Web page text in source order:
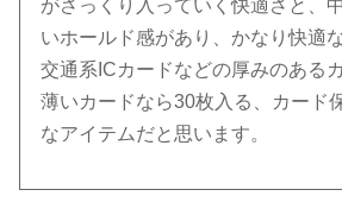
がさっくり入っていく快適さと、
いホールド感があり、かなり快適
交通系ICカードなどの厚みのある
薄いカードなら30枚入る、カード
なアイテムだと思います。